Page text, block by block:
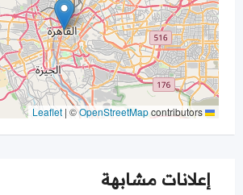
| ©OpenStreetMapcontributors
إعلانات مشابهة